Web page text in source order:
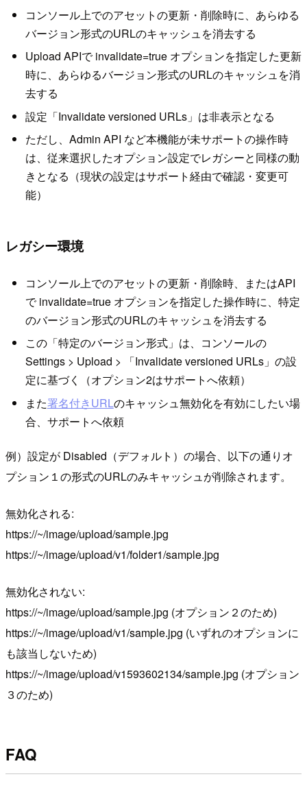
コンソール上でのアセットの更新・削除時に、あらゆる
バージョン形式のURLのキャッシュを消去する
Upload APIで invalidate=true オプションを指定した更新
時に、あらゆるバージョン形式のURLのキャッシュを消
去する
設定「Invalidate versioned URLs」は非表示となる
ただし、Admin API など本機能が未サポートの操作時
は、従来選択したオプション設定でレガシーと同様の動
きとなる（現状の設定はサポート経由で確認・変更可
能）
レガシー環境
コンソール上でのアセットの更新・削除時、またはAPI
で invalidate=true オプションを指定した操作時に、特定
のバージョン形式のURLのキャッシュを消去する
この「特定のバージョン形式」は、コンソールの
Settings > Upload > 「Invalidate versioned URLs」の設
定に基づく（オプション2はサポートへ依頼）
また署名付きURLのキャッシュ無効化を有効にしたい場
合、サポートへ依頼
例）設定が Disabled（デフォルト）の場合、以下の通りオ
プション１の形式のURLのみキャッシュが削除されます。
無効化される:
https://~/image/upload/sample.jpg
https://~/image/upload/v1/folder1/sample.jpg
無効化されない:
https://~/image/upload/sample.jpg (オプション２のため)
https://~/image/upload/v1/sample.jpg (いずれのオプションに
も該当しないため)
https://~/image/upload/v1593602134/sample.jpg (オプション
３のため)
FAQ